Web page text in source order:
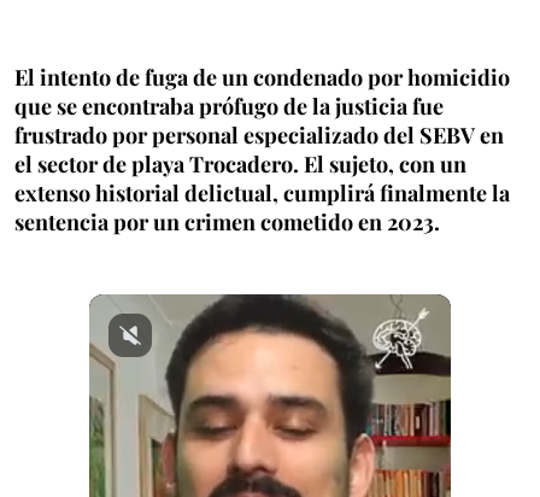
El intento de fuga de un condenado por homicidio
que se encontraba prófugo de la justicia fue
frustrado por personal especializado del SEBV en
el sector de playa Trocadero. El sujeto, con un
extenso historial delictual, cumplirá finalmente la
sentencia por un crimen cometido en 2023.